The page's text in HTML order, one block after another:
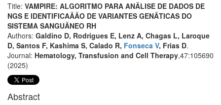
Title: VAMPIRE: ALGORITMO PARA ANÃLISE DE DADOS DE
NGS E IDENTIFICAÃÃO DE VARIANTES GENÃTICAS DO
SISTEMA SANGUÃNEO RH
Authors: Galdino D, Rodrigues E, Lenz A, Chagas L, Laroque
D, Santos F, Kashima S, Calado R, Fonseca V, Frias D.
Journal: Hematology, Transfusion and Cell Therapy,47:105690
(2025)
Abstract